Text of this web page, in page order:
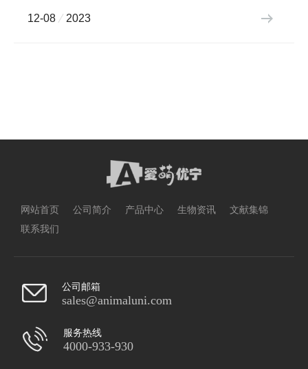
12-08 2023
网站首页 公司简介 产品中心 生物资讯
文献集锦
联系我们
公司邮箱
sales@animaluni.com
服务热线
4000-933-930